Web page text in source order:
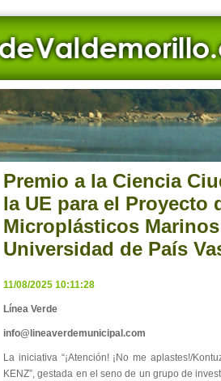
Premio a la Ciencia
la UE para el Proyecto
Microplásticos
Universidad de País
11/08/2025 10:11:28
Línea Verde
info@lineaverdemunicipal.com
La iniciativa “¡Atención! ¡No me aplastes!/
KENZ”, gestada en el seno de un grupo de